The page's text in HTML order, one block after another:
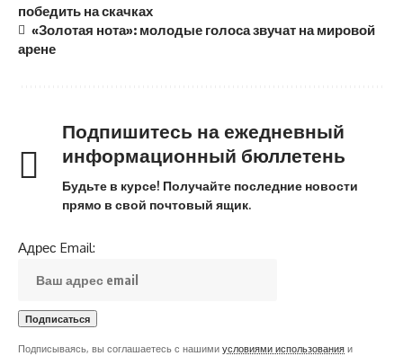
победить на скачках
«Золотая нота»: молодые голоса звучат на мировой
арене
Подпишитесь на ежедневный
информационный бюллетень
Будьте в курсе! Получайте последние новости
прямо в свой почтовый ящик.
Адрес Email:
Подписываясь, вы соглашаетесь с нашими условиями использования и